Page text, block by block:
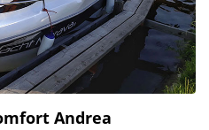
Andrea